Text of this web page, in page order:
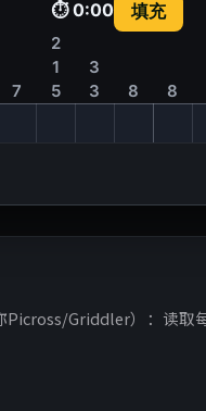
Griddler）：读取